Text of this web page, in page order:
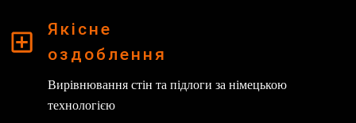
Якісне
оздоблення
Вирівнювання стін та підлоги за німецькою
технологією